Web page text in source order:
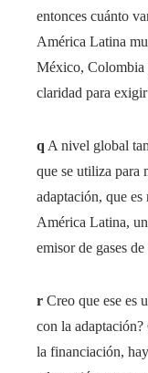
entonces cuánto
América Latina
México, Colombia
claridad para
q A nivel global
que se utiliza para
adaptación, que es
América Latina,
emisor de gases
r Creo que ese es
con la
la financiación,